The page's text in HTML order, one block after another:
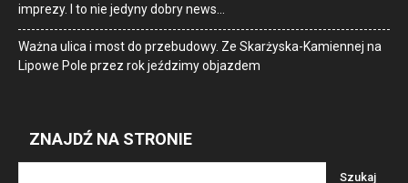
imprezy. I to nie jedyny dobry news…
Ważna ulica i most do przebudowy. Ze Skarżyska-Kamiennej na
Lipowe Pole przez rok jeździmy objazdem
ZNAJDŹ NA STRONIE